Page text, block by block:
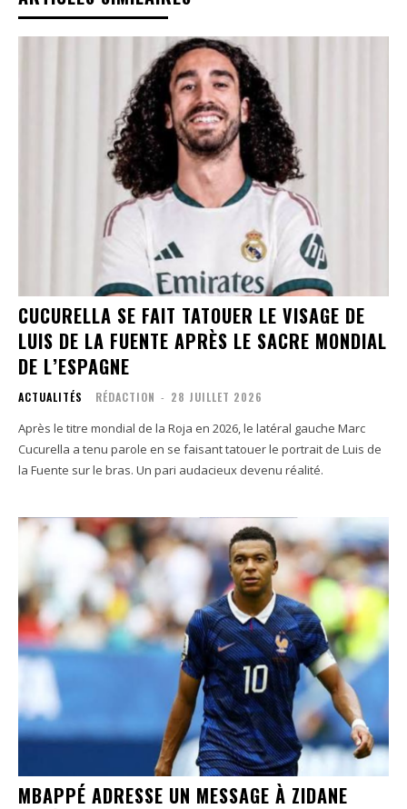
CUCURELLA SE FAIT TATOUER LE VISAGE DE
LUIS DE LA FUENTE APRÈS LE SACRE MONDIAL
DE L’ESPAGNE
ACTUALITÉS RÉDACTION - 28 JUILLET 2026
Après le titre mondial de la Roja en 2026, le latéral gauche Marc
Cucurella a tenu parole en se faisant tatouer le portrait de Luis de
la Fuente sur le bras. Un pari audacieux devenu réalité.
MBAPPÉ ADRESSE UN MESSAGE À ZIDANE